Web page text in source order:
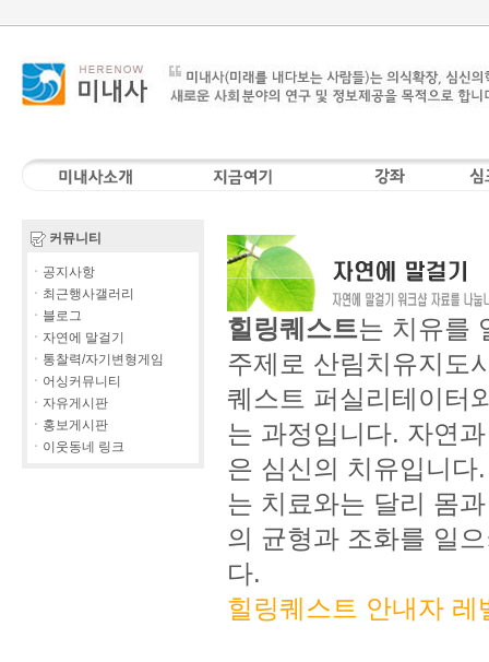
커뮤니티
ㆍ공지사항
ㆍ최근행사갤러리
ㆍ블로그
ㆍ자연에 말걸기
ㆍ통찰력/자기변형게임
ㆍ어싱커뮤니티
ㆍ자유게시판
ㆍ홍보게시판
ㆍ이웃동네 링크
힐링퀘스트는 치유를
주제로 산림치유지도
퀘스트 퍼실리테이터
는 과정입니다. 자연
은 심신의 치유입니
는 치료와는 달리 몸
의 균형과 조화를 일
다.
힐링퀘스트 안내자 레